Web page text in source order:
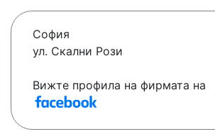
София
ул. Скални Рози
Вижте профила на фирмата на